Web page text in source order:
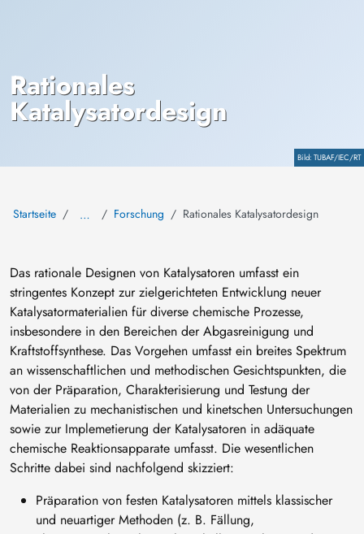
CopyrightTUBAF/IEC/RT
Rationales
Katalysatordesign
Startseite … Forschung Rationales Katalysatordesign
Das rationale Designen von Katalysatoren umfasst ein
stringentes Konzept zur zielgerichteten Entwicklung neuer
Katalysatormaterialien für diverse chemische Prozesse,
insbesondere in den Bereichen der Abgasreinigung und
Kraftstoffsynthese. Das Vorgehen umfasst ein breites Spektrum
an wissenschaftlichen und methodischen Gesichtspunkten, die
von der Präparation, Charakterisierung und Testung der
Materialien zu mechanistischen und kinetschen Untersuchungen
sowie zur Implemetierung der Katalysatoren in adäquate
chemische Reaktionsapparate umfasst. Die wesentlichen
Schritte dabei sind nachfolgend skizziert:
Präparation von festen Katalysatoren mittels klassischer
und neuartiger Methoden (z. B. Fällung,